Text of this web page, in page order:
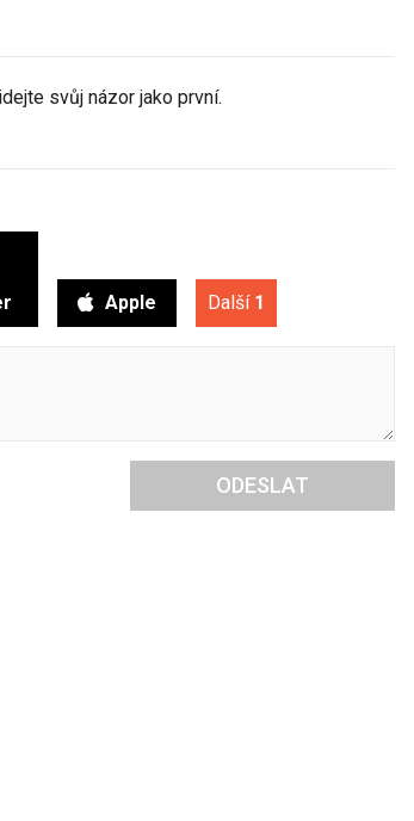
svůj názor jako první.
Apple Další 1
ODESLAT